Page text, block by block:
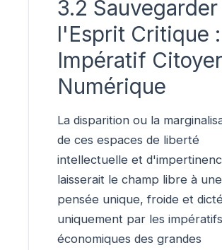
3.2 Sauvegarder
l'Esprit Critique
Impératif
Numérique
La disparition ou la
de ces espaces de liberté
intellectuelle et
laisserait le champ libre à une
pensée unique, froide et
uniquement par les impératifs
économiques des grandes